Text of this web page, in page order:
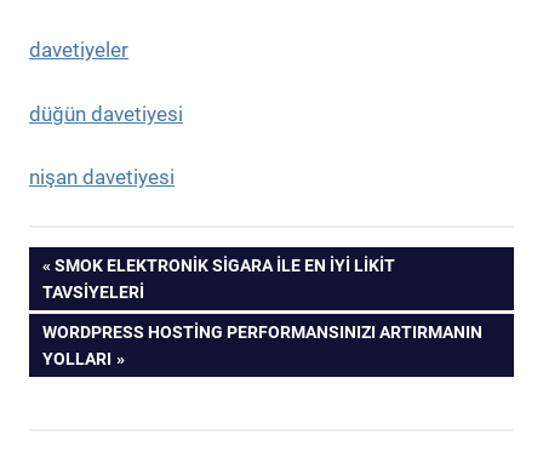
davetiyeler
düğün davetiyesi
nişan davetiyesi
Yazı
gezinmesi
PREVIOUS
POST:
SMOK ELEKTRONIK SIGARA ILE EN İYI LIKIT
TAVSIYELERI
NEXT
POST:
WORDPRESS HOSTING PERFORMANSINIZI ARTIRMANIN
YOLLARI